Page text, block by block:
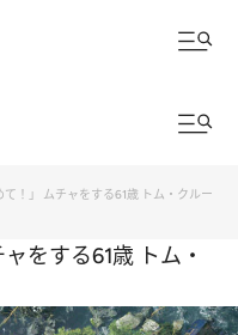
て！」 ムチャをする61歳 トム・クルー